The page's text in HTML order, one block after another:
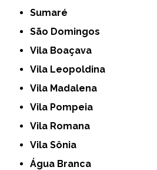
Sumaré
São Domingos
Vila Boaçava
Vila Leopoldina
Vila Madalena
Vila Pompeia
Vila Romana
Vila Sônia
Água Branca